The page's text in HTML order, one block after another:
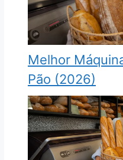
Melhor
Pão (2026)